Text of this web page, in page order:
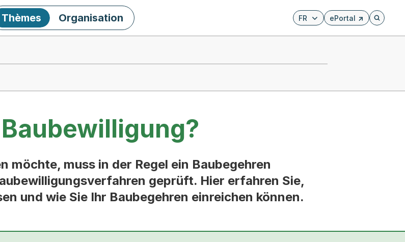
FR ePortal
Externer Link, wird in
Öffnet
Thèmes Organisation
möchte, muss in der Regel ein Baubegehren
geprüft. Hier erfahren Sie,
und wie Sie Ihr Baubegehren einreichen können.